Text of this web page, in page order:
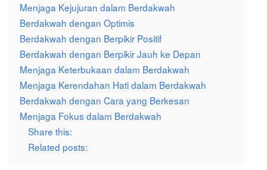
Menjaga Kejujuran dalam Berdakwah
Berdakwah dengan Optimis
Berdakwah dengan Berpikir Positif
Berdakwah dengan Berpikir Jauh ke Depan
Menjaga Keterbukaan dalam Berdakwah
Menjaga Kerendahan Hati dalam Berdakwah
Berdakwah dengan Cara yang Berkesan
Menjaga Fokus dalam Berdakwah
Share this:
Related posts: